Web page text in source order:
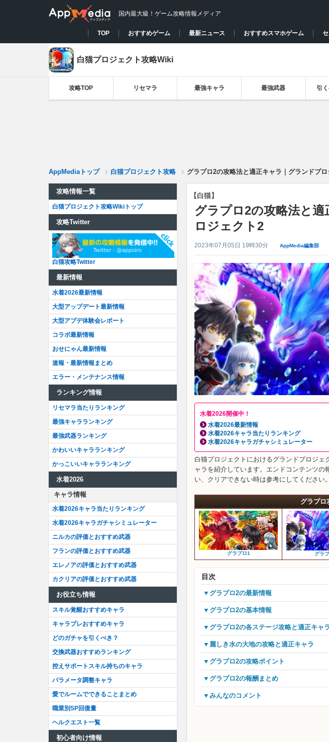
国内最大級！ゲーム攻略情報メディア
TOP おすすめゲーム 最新ニュース おすすめスマホゲーム
白猫プロジェクト攻略Wiki
攻略TOP リセマラ 最強キャラ 最強武器 引
AppMediaトップ 白猫プロジェクト攻略 グラプロ2の攻略法と適正キャラ｜グランドプ
【白猫】
グラプロ2の攻略法と
ロジェクト2
2023年07月05日 19時30分 AppMedia編集部
水着2026開催中！
水着2026最新情報
水着2026キャラ当たりランキング
水着2026キャラガチャシミュレーター
白猫プロジェクトにおけるグランドプロジ
ャラを紹介しています。エンドコンテンツ
い、クリアできない時は参考にしてください。
グラプロ
グラプロ1 グラ
目次
▼グラプロ2の最新情報
▼グラプロ2の基本情報
▼グラプロ2の各ステージ攻略と適正キャ
▼麗しき水の大地の攻略と適正キャラ
▼グラプロ2の攻略ポイント
▼グラプロ2の報酬まとめ
▼みんなのコメント
攻略情報一覧
白猫プロジェクト攻略Wikiトップ
攻略Twitter
白猫攻略Twitter
最新情報
水着2026最新情報
大型アップデート最新情報
大型アプデ体験会レポート
コラボ最新情報
おせにゃん最新情報
速報・最新情報まとめ
エラー・メンテナンス情報
ランキング情報
リセマラ当たりランキング
最強キャラランキング
最強武器ランキング
かわいいキャラランキング
かっこいいキャラランキング
水着2026
キャラ情報
水着2026キャラ当たりランキング
水着2026キャラガチャシミュレーター
ニルカの評価とおすすめ武器
フランの評価とおすすめ武器
エレノアの評価とおすすめ武器
カクリアの評価とおすすめ武器
お役立ち情報
スキル覚醒おすすめキャラ
キャラプレおすすめキャラ
どのガチャを引くべき？
交換武器おすすめランキング
控えサポートスキル持ちのキャラ
パラメータ調整キャラ
愛でルームでできることまとめ
職業別SP回復量
ヘルクエスト一覧
初心者向け情報